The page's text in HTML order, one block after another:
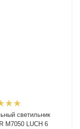
светильник
M7050 LUCH 6